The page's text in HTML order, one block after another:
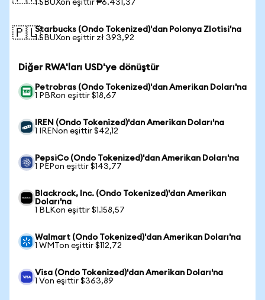
1 SBUXon eşittir ₱6.431,37
🇵🇱Starbucks (Ondo Tokenized)'dan Polonya Zlotisi'na
1 SBUXon eşittir zł 393,92
Diğer RWA'ları USD'ye dönüştür
Petrobras (Ondo Tokenized)'dan Amerikan Doları'na
1 PBRon eşittir $18,67
IREN (Ondo Tokenized)'dan Amerikan Doları'na
1 IRENon eşittir $42,12
PepsiCo (Ondo Tokenized)'dan Amerikan Doları'na
1 PEPon eşittir $143,77
Blackrock, Inc. (Ondo Tokenized)'dan Amerikan
Doları'na
1 BLKon eşittir $1.158,57
Walmart (Ondo Tokenized)'dan Amerikan Doları'na
1 WMTon eşittir $112,72
Visa (Ondo Tokenized)'dan Amerikan Doları'na
1 Von eşittir $363,89